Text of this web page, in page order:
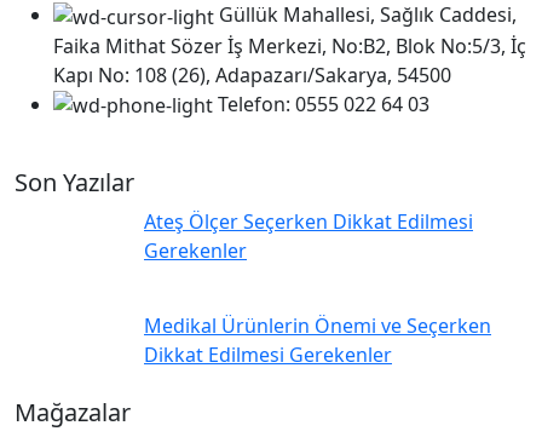
Güllük Mahallesi, Sağlık Caddesi,
Faika Mithat Sözer İş Merkezi, No:B2, Blok No:5/3, İç
Kapı No: 108 (26), Adapazarı/Sakarya, 54500
Telefon: 0555 022 64 03
Son Yazılar
Ateş Ölçer Seçerken Dikkat Edilmesi
Gerekenler
Medikal Ürünlerin Önemi ve Seçerken
Dikkat Edilmesi Gerekenler
Mağazalar